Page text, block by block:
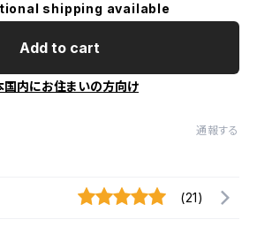
shipping available
Add to cart
国内にお住まいの方向け
通報する
(21)